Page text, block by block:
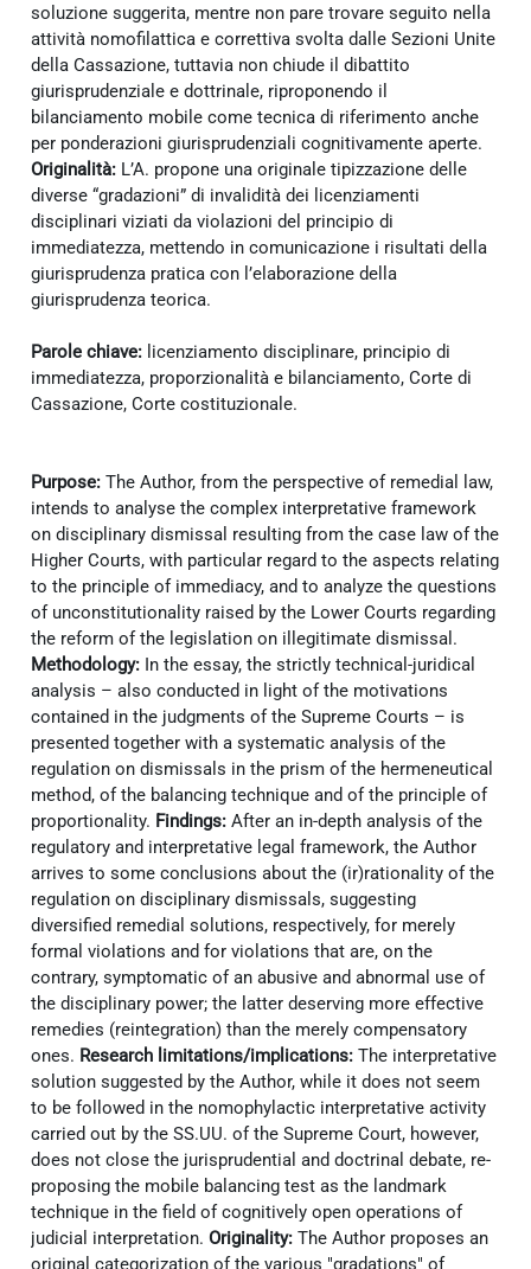
soluzione suggerita, mentre non pare trovare seguito nella
attività nomofilattica e correttiva svolta dalle Sezioni Unite
della Cassazione, tuttavia non chiude il dibattito
giurisprudenziale e dottrinale, riproponendo il
bilanciamento mobile come tecnica di riferimento anche
per ponderazioni giurisprudenziali cognitivamente aperte.
Originalità: L’A. propone una originale tipizzazione delle
diverse “gradazioni” di invalidità dei licenziamenti
disciplinari viziati da violazioni del principio di
immediatezza, mettendo in comunicazione i risultati della
giurisprudenza pratica con l’elaborazione della
giurisprudenza teorica.
Parole chiave: licenziamento disciplinare, principio di
immediatezza, proporzionalità e bilanciamento, Corte di
Cassazione, Corte costituzionale.
Purpose: The Author, from the perspective of remedial law,
intends to analyse the complex interpretative framework
on disciplinary dismissal resulting from the case law of the
Higher Courts, with particular regard to the aspects relating
to the principle of immediacy, and to analyze the questions
of unconstitutionality raised by the Lower Courts regarding
the reform of the legislation on illegitimate dismissal.
Methodology: In the essay, the strictly technical-juridical
analysis – also conducted in light of the motivations
contained in the judgments of the Supreme Courts – is
presented together with a systematic analysis of the
regulation on dismissals in the prism of the hermeneutical
method, of the balancing technique and of the principle of
proportionality. Findings: After an in-depth analysis of the
regulatory and interpretative legal framework, the Author
arrives to some conclusions about the (ir)rationality of the
regulation on disciplinary dismissals, suggesting
diversified remedial solutions, respectively, for merely
formal violations and for violations that are, on the
contrary, symptomatic of an abusive and abnormal use of
the disciplinary power; the latter deserving more effective
remedies (reintegration) than the merely compensatory
ones. Research limitations/implications: The interpretative
solution suggested by the Author, while it does not seem
to be followed in the nomophylactic interpretative activity
carried out by the SS.UU. of the Supreme Court, however,
does not close the jurisprudential and doctrinal debate, re-
proposing the mobile balancing test as the landmark
technique in the field of cognitively open operations of
judicial interpretation. Originality: The Author proposes an
original categorization of the various "gradations" of